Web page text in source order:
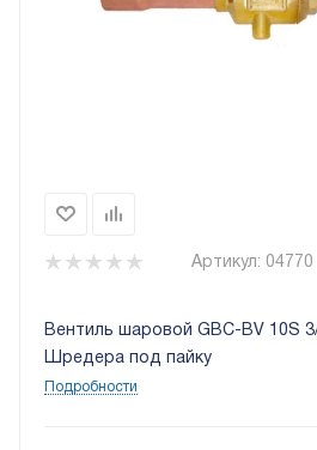
Артикул: 04770
Вентиль шаровой GBC-BV 10S
Шредера под пайку
Подробности